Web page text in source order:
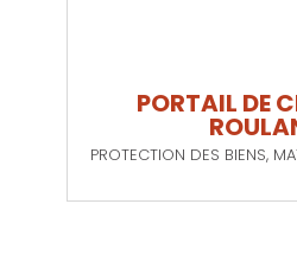
PORTAIL DE
PROTECTION DES BIENS,